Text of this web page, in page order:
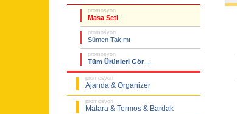
promosyon
Masa Seti
promosyon
Sümen Takımı
promosyon
Tüm Ürünleri Gör →
promosyon
Ajanda & Organizer
promosyon
Matara & Termos & Bardak